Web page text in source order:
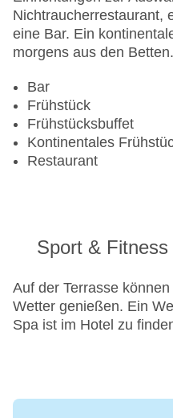
Gesamtanzahl der
Gesamtanzahl der
Zahlungsarten:
Landeskategorie: 3
Nichtraucherrestaurant,
eine Bar. Ein
morgens aus den Betten.
Bar
Frühstück
Frühstücksbuffet
Kontinentales
Restaurant
Sport & Fitness
Auf der Terrasse
Wetter genießen. Ein
Spa ist im Hotel zu